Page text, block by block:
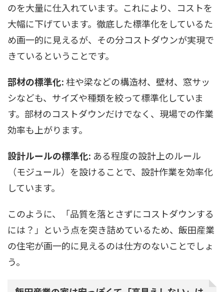
のを大量に仕入れています。これにより、コストを
大幅に下げています。徹底した標準化をしているた
め画一的に見えるが、その分コストダウンが実現で
きているということです。
部材の標準化:柱や梁などの構造材、壁材、窓サッ
シなども、サイズや種類を絞って標準化していま
す。部材のコストダウンだけでなく、現場での作業
効率も上がります。
設計ルールの標準化: ある程度の設計上のルール
（モジュール）を設けることで、設計作業を効率化
しています。
このように、「品質を落とさずにコストダウンする
には？」という点を突き詰めているため、飯田産業
の住宅が画一的に見えるのは仕方のないことでしょ
う。